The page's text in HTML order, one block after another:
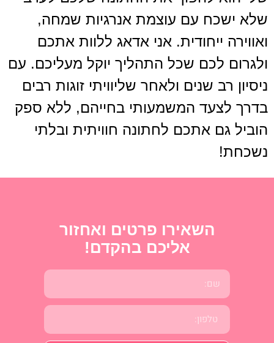
שלא ישכח עם עוצמת אנרגיות שמחה,
ואווירה ייחודית. אני אדאג ללוות אתכם
ולגרום לכם שכל התהליך יוקל מעליכם. עם
ניסיון רב שנים ולאחר שליוויתי זוגות רבים
בדרך לצעד המשמעותי בחייהם, ללא ספק
הוביל גם אתכם לחתונה חוויתית ובלתי
נשכחת!
השאירו פרטים ואחזור
אליכם בהקדם!